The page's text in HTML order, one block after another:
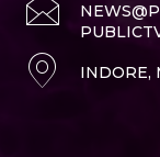
INDORE,